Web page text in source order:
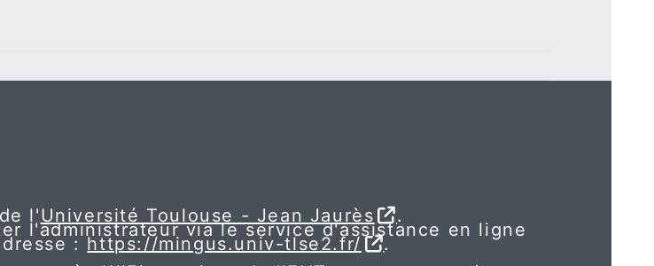
l'Université Toulouse - Jean Jaurès .
l'administrateur via le service d'assistance en ligne
: https://mingus.univ-tlse2.fr/
.